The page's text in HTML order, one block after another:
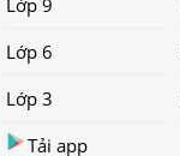
Lớp 9
Lớp 6
Lớp 3
Tải app